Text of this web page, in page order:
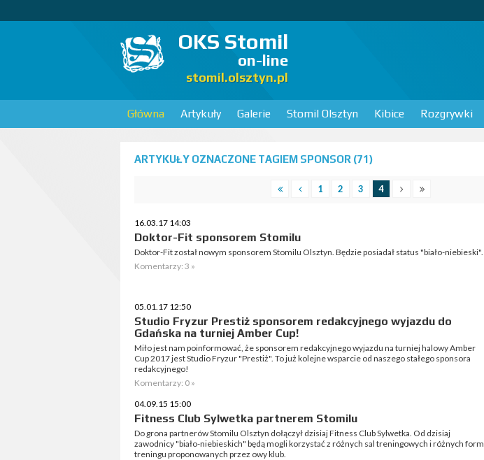
OKS Stomil
on-line
stomil.olsztyn.pl
Główna Artykuły Galerie Stomil Olsztyn Kibice Rozgrywki
ARTYKUŁY OZNACZONE TAGIEM SPONSOR (71)
1 2 3 4
16.03.17 14:03
Doktor-Fit sponsorem Stomilu
Doktor-Fit został nowym sponsorem Stomilu Olsztyn. Będzie posiadał status "biało-niebieski".
Komentarzy: 3 »
05.01.17 12:50
Studio Fryzur Prestiż sponsorem redakcyjnego wyjazdu do
Gdańska na turniej Amber Cup!
Miło jest nam poinformować, że sponsorem redakcyjnego wyjazdu na turniej halowy Amber
Cup 2017 jest Studio Fryzur "Prestiż". To już kolejne wsparcie od naszego stałego sponsora
redakcyjnego!
Komentarzy: 0 »
04.09.15 15:00
Fitness Club Sylwetka partnerem Stomilu
Do grona partnerów Stomilu Olsztyn dołączył dzisiaj Fitness Club Sylwetka. Od dzisiaj
zawodnicy "biało-niebieskich" będą mogli korzystać z różnych sal treningowych i różnych form
treningu proponowanych przez owy klub.